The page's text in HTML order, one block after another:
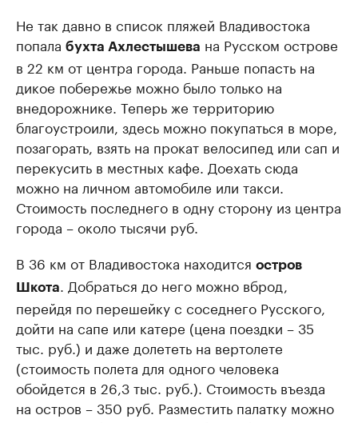
Не так давно в список пляжей Владивостока
попала бухта Ахлестышева на Русском острове
в 22 км от центра города. Раньше попасть на
дикое побережье можно было только на
внедорожнике. Теперь же территорию
благоустроили, здесь можно покупаться в море,
позагорать, взять на прокат велосипед или сап и
перекусить в местных кафе. Доехать сюда
можно на личном автомобиле или такси.
Стоимость последнего в одну сторону из центра
города – около тысячи руб.
В 36 км от Владивостока находится остров
Шкота. Добраться до него можно вброд,
перейдя по перешейку с соседнего Русского,
дойти на сапе или катере (цена поездки – 35
тыс. руб.) и даже долететь на вертолете
(стоимость полета для одного человека
обойдется в 26,3 тыс. руб.). Стоимость въезда
на остров – 350 руб. Разместить палатку можно